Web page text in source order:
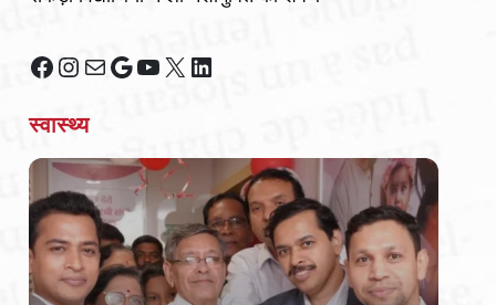
Facebook
Instagram
MailGoogle
YouTube
X LinkedIn
स्वास्थ्य